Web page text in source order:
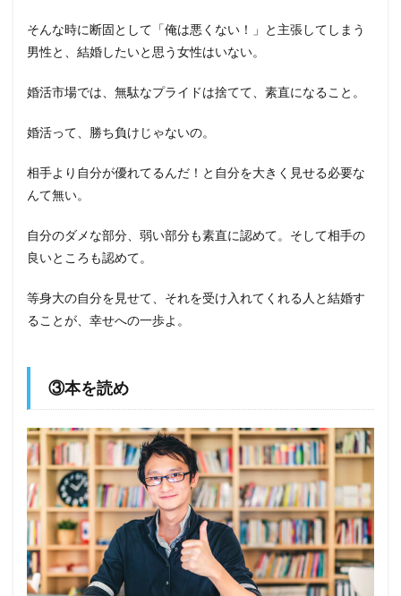
そんな時に断固として「俺は悪くない！」と主張してしまう
男性と、結婚したいと思う女性はいない。
婚活市場では、無駄なプライドは捨てて、素直になること。
婚活って、勝ち負けじゃないの。
相手より自分が優れてるんだ！と自分を大きく見せる必要な
んて無い。
自分のダメな部分、弱い部分も素直に認めて。そして相手の
良いところも認めて。
等身大の自分を見せて、それを受け入れてくれる人と結婚す
ることが、幸せへの一歩よ。
③本を読め